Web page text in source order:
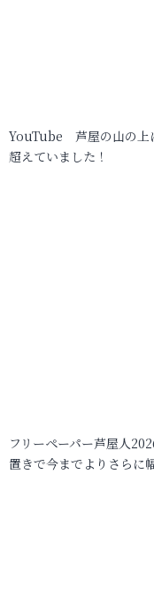
YouTube 芦屋の山の上
超えていました！
フリーペーパー芦屋人
置きで今までよりさらに